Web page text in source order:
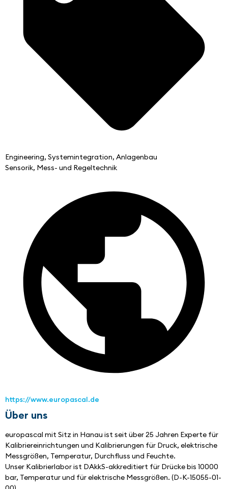
Engineering, Systemintegration, Anlagenbau
Sensorik, Mess- und Regeltechnik
https://www.europascal.de
Über uns
europascal mit Sitz in Hanau ist seit über 25 Jahren Experte für
Kalibriereinrichtungen und Kalibrierungen für Druck, elektrische
Messgrößen, Temperatur, Durchfluss und Feuchte.
Unser Kalibrierlabor ist DAkkS-akkreditiert für Drücke bis 10000
bar, Temperatur und für elektrische Messgrößen. (D-K-15055-01-